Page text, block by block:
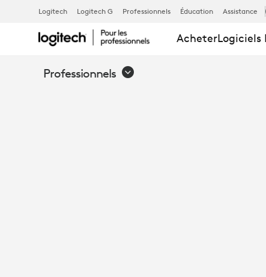
LOGI
DOCK
Logitech Logitech G Professionnels Éducation Assistance
AcheterLogiciels
Professionnels